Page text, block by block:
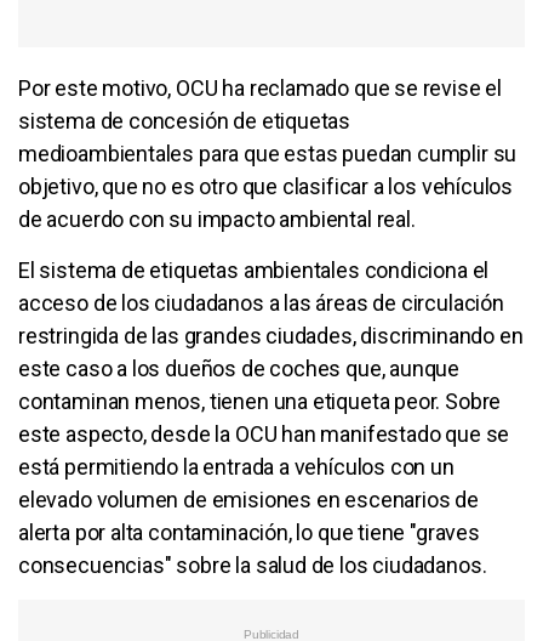
Por este motivo, OCU ha reclamado que se revise el
sistema de concesión de etiquetas
medioambientales para que estas puedan cumplir su
objetivo, que no es otro que clasificar a los vehículos
de acuerdo con su impacto ambiental real.
El sistema de etiquetas ambientales condiciona el
acceso de los ciudadanos a las áreas de circulación
restringida de las grandes ciudades, discriminando en
este caso a los dueños de coches que, aunque
contaminan menos, tienen una etiqueta peor. Sobre
este aspecto, desde la OCU han manifestado que se
está permitiendo la entrada a vehículos con un
elevado volumen de emisiones en escenarios de
alerta por alta contaminación, lo que tiene "graves
consecuencias" sobre la salud de los ciudadanos.